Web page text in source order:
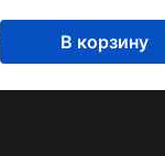
чтению
В корзину